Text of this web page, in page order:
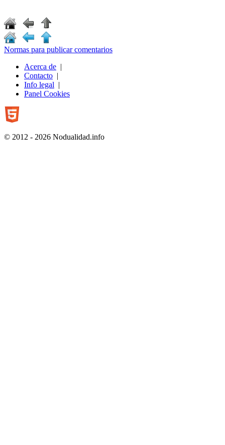
Normas para publicar comentarios
Acerca de |
Contacto |
Info legal |
Panel Cookies
© 2012 - 2026 Nodualidad.info